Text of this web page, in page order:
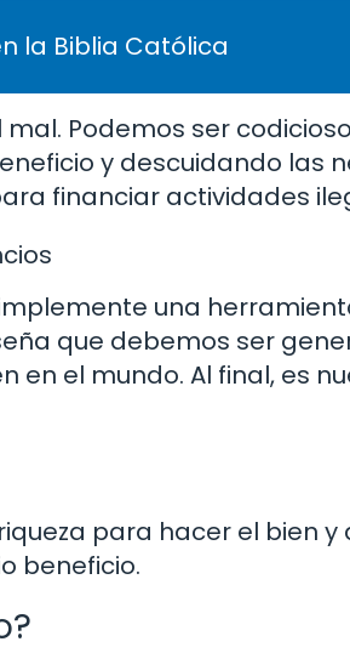
la Biblia Católica
Podemos ser
y descuidando las
financiar actividades
una
que debemos ser
en el mundo. Al final, es
para hacer el bien
beneficio.